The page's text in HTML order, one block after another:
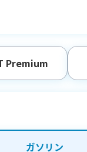
Premium
ガソリン